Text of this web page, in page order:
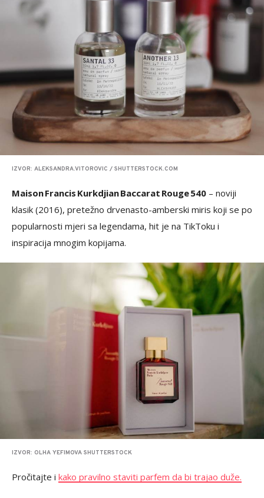
IZVOR: ALEKSANDRA.VITOROVIC / SHUTTERSTOCK.COM
Maison Francis Kurkdjian Baccarat Rouge 540 – noviji
klasik (2016), pretežno drvenasto-amberski miris koji se po
popularnosti mjeri sa legendama, hit je na TikToku i
inspiracija mnogim kopijama.
IZVOR: OLHA YEFIMOVA SHUTTERSTOCK
Pročitajte i kako pravilno staviti parfem da bi trajao duže.